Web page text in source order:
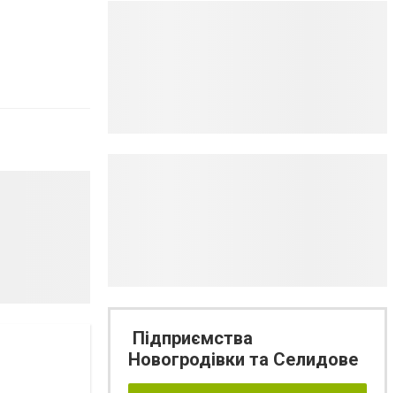
Підприємства
Новогродівки та Селидове